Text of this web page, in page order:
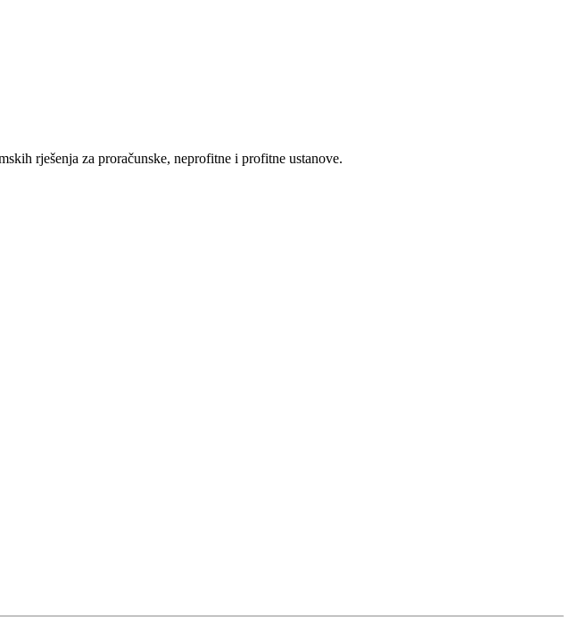
rješenja za proračunske, neprofitne i profitne ustanove.